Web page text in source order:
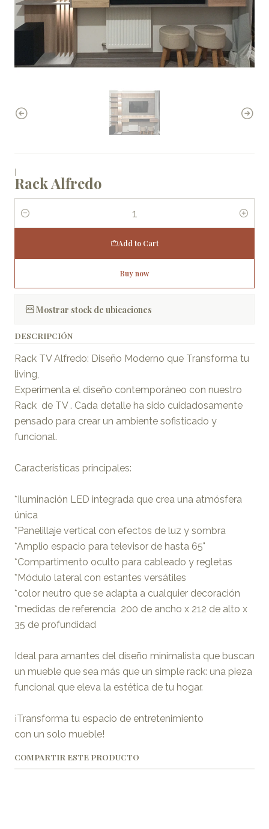
|
Rack Alfredo
Quantity
Add to Cart
Buy now
Mostrar stock de ubicaciones
DESCRIPCIÓN
Rack TV Alfredo: Diseño Moderno que Transforma tu
living,
Experimenta el diseño contemporáneo con nuestro
Rack de TV . Cada detalle ha sido cuidadosamente
pensado para crear un ambiente sofisticado y
funcional.
Características principales:
*Iluminación LED integrada que crea una atmósfera
única
*Panelillaje vertical con efectos de luz y sombra
*Amplio espacio para televisor de hasta 65"
*Compartimento oculto para cableado y regletas
*Módulo lateral con estantes versátiles
*color neutro que se adapta a cualquier decoración
*medidas de referencia 200 de ancho x 212 de alto x
35 de profundidad
Ideal para amantes del diseño minimalista que buscan
un mueble que sea más que un simple rack: una pieza
funcional que eleva la estética de tu hogar.
¡Transforma tu espacio de entretenimiento
con un solo mueble!
COMPARTIR ESTE PRODUCTO